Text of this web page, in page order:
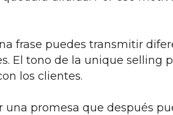
frase puedes transmitir
El tono de la unique selling
los clientes.
promesa que después